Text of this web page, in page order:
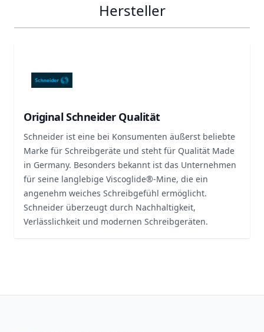
Hersteller
Original Schneider Qualität
Schneider ist eine bei Konsumenten äußerst beliebte
Marke für Schreibgeräte und steht für Qualität Made
in Germany. Besonders bekannt ist das Unternehmen
für seine langlebige Viscoglide®-Mine, die ein
angenehm weiches Schreibgefühl ermöglicht.
Schneider überzeugt durch Nachhaltigkeit,
Verlässlichkeit und modernen Schreibgeräten.